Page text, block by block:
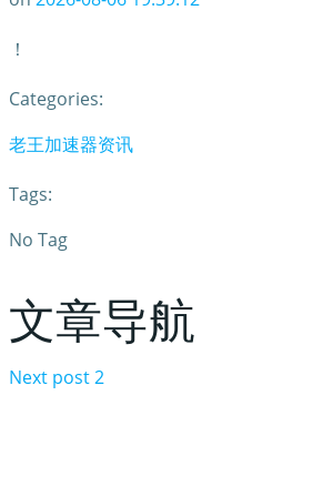
！
Categories:
老王加速器资讯
Tags:
No Tag
文章导航
Next post2